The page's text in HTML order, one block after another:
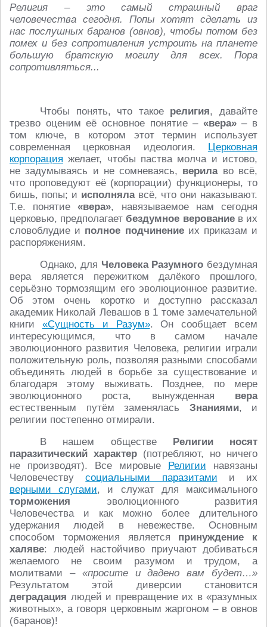
Религия – это самый страшный враг
человечества сегодня. Попы хотят сделать из
нас послушных баранов (овнов), чтобы потом без
помех и без сопротивления устроить на планете
большую братскую могилу для всех. Пора
сопротивляться...
Чтобы понять, что такое религия, давайте
трезво оценим её основное понятие – «вера»– в
том ключе, в котором этот термин использует
современная церковная идеология. Церковная
корпорация желает, чтобы паства молча и истово,
не задумываясь и не сомневаясь, верилаво всё,
что проповедуют её (корпорации) функционеры, то
бишь, попы; и исполнялавсё, что они наказывают.
Т.е. понятие«вера», навязываемое нам сегодня
церковью, предполагаетбездумное верованиев их
словоблудие и полное подчинениеих приказам и
распоряжениям.
Однако, для Человека Разумного бездумная
вера является пережитком далёкого прошлого,
серьёзно тормозящим его эволюционное развитие.
Об этом очень коротко и доступно рассказал
академик Николай Левашов в 1 томе замечательной
книги «Сущность и Разум». Он сообщает всем
интересующимся, что в самом начале
эволюционного развития Человека, религии играли
положительную роль, позволяя разными способами
объединять людей в борьбе за существование и
благодаря этому выживать. Позднее, по мере
эволюционного роста, вынужденная вера
естественным путём заменялась Знаниями, и
религии постепенно отмирали.
В нашем обществе Религии носят
паразитический характер (потребляют, но ничего
не производят). Все мировые Религии навязаны
Человечествусоциальными паразитами и их
верными слугами, и служат для максимального
торможения эволюционного развития
Человечества и как можно более длительного
удержания людей в невежестве. Основным
способом торможения является принуждение к
халяве: людей настойчиво приучают добиваться
желаемого не своим разумом и трудом, а
молитвами – «просите и дадено вам будет…»
Результатом этой диверсии становится
деградация людей и превращение их в «разумных
животных», а говоря церковным жаргоном – в овнов
(баранов)!